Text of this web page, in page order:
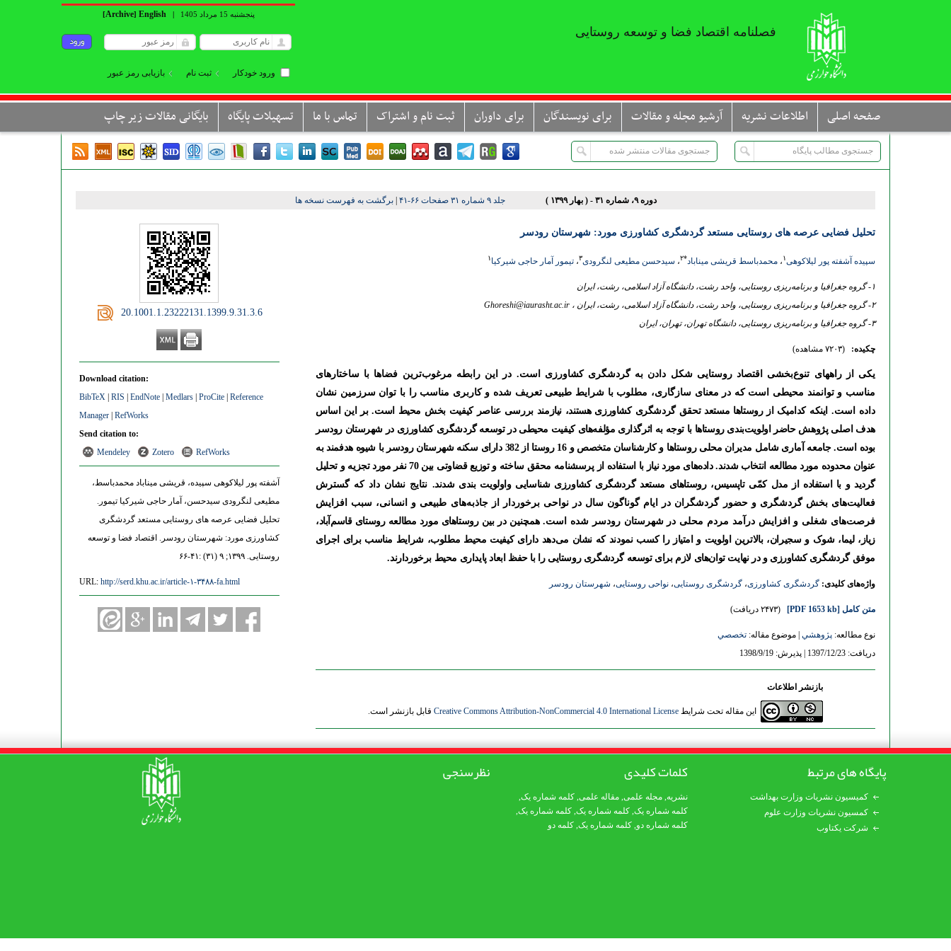
فصلنامه اقتصاد فضا و توسعه روستایی
پنجشنبه 15 مرداد 1405 |
English
[Archive]
ورود خودکار ثبت نام بازیابی رمز عبور
صفحه اصلی اطلاعات نشریه آرشیو مجله و مقالات برای نویسندگان برای داوران ثبت نام و اشتراک تماس با ما تسهیلات پایگاه بایگانی مقالات زیر چاپ
دوره ۹، شماره ۳۱ - ( بهار ۱۳۹۹ ) جلد ۹ شماره ۳۱ صفحات ۶۶-۴۱ |برگشت به فهرست نسخه ها
‎ 20.1001.1.23222131.1399.9.31.3.6
Download citation:
BibTeX | RIS | EndNote | Medlars | ProCite | Reference
Manager | RefWorks
Send citation to:
Mendeley
Zotero RefWorks
آشفته پور لیلاکوهی سپیده، قریشی میناباد محمدباسط،
مطیعی لنگرودی سیدحسن، آمار حاجی شیرکیا تیمور.
تحلیل فضایی عرصه های روستایی مستعد گردشگری
کشاورزی مورد: شهرستان رودسر. اقتصاد فضا و توسعه
روستایی. ۱۳۹۹; ۹ (۳۱) :۴۱-۶۶
URL: http://serd.khu.ac.ir/article-۱-۳۴۸۸-fa.html
تحلیل فضایی عرصه های روستایی مستعد گردشگری کشاورزی مورد: شهرستان رودسر
سپیده آشفته پور لیلاکوهی۱، محمدباسط قریشی میناباد*۲، سیدحسن مطیعی لنگرودی۳، تیمور آمار حاجی شیرکیا۱
۱- گروه جغرافیا و برنامه‌ریزی روستایی، واحد رشت، دانشگاه آزاد اسلامی، رشت، ایران
۲- گروه جغرافیا و برنامه‌ریزی روستایی، واحد رشت، دانشگاه آزاد اسلامی، رشت، ایران ،
Ghoreshi@iaurasht.ac.ir
۳- گروه جغرافیا و برنامه‌ریزی روستایی، دانشگاه تهران، تهران، ایران
چکیده: (۷۲۰۳ مشاهده)
یکی از راه­های تنوع‌بخشی‌ اقتصاد روستایی شکل دادن به گردشگری کشاورزی است. در این رابطه مرغوب‌ترین فضاها با ساختارهای
مناسب و توانمند محیطی است که در معنای سازگاری، مطلوب با شرایط طبیعی تعریف شده و کاربری مناسب را با توان سرزمین نشان
داده است. اینکه کدامیک از روستاها مستعد تحقق گردشگری کشاورزی هستند، نیازمند بررسی عناصر کیفیت بخش محیط است. بر این اساس
هدف اصلی پژوهش حاضر اولویت‌بندی روستاها با توجه به اثرگذاری مؤلفه‌های کیفیت‌ محیطی در توسعه گردشگری کشاورزی در شهرستان رودسر
بوده است. جامعه آماری شامل مدیران محلی روستاها و کارشناسان متخصص و 16 روستا از 382 دارای سکنه شهرستان رودسر با شیوه هدفمند به
عنوان محدوده مورد مطالعه انتخاب شدند. داده‌های مورد نیاز با استفاده از پرسشنامه محقق ساخته و توزیع قضاوتی بین 70 نفر مورد تجزیه و تحلیل
گردید و با استفاده از مدل کمّی تاپسیس، روستاهای مستعد گردشگری کشاورزی شناسایی واولویت بندی شدند. نتایج نشان داد که گسترش
فعالیت‌های بخش گردشگری و حضور گردشگران در ایام گوناگون سال در نواحی برخوردار از جاذبه‌های طبیعی و انسانی، سبب افزایش
فرصت‌های شغلی و افزایش درآمد مردم محلی در شهرستان رودسر شده است. همچنین در بین روستاهای مورد مطالعه روستای قاسم‌آباد،
زیاز، لیما، شوک و سجیران، بالاترین اولویت و امتیاز را کسب نمودند که نشان می‌دهد دارای کیفیت محیط مطلوب، شرایط مناسب برای اجرای
موفق گردشگری کشاورزی و در نهایت توان‌های لازم برای توسعه گردشگری روستایی را با حفظ ابعاد پایداری محیط برخوردارند.
واژه‌های کلیدی: گردشگری کشاورزی، گردشگری روستایی، نواحی روستایی، شهرستان رودسر
متن کامل [PDF 1653 kb] (۲۴۷۳ دریافت)
نوع مطالعه: پژوهشي | موضوع مقاله: تخصصي
دریافت: 1397/12/23 | پذیرش: 1398/9/19
بازنشر اطلاعات
این مقاله تحت شرایط Creative Commons Attribution-NonCommercial 4.0 International License قابل بازنشر است.
پایگاه های مرتبط
کمیسیون نشریات وزارت بهداشت
کمسیون نشریات وزارت علوم
شرکت یکتاوب
کلمات کلیدی
نشریه, مجله علمی, مقاله علمی, کلمه شماره یک,
کلمه شماره یک, کلمه شماره یک, کلمه شماره یک,
کلمه شماره دو, کلمه شماره یک, کلمه دو
نظرسنجی